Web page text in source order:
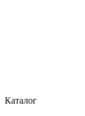
Каталог